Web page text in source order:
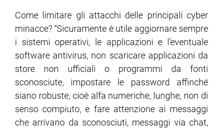
Come limitare gli attacchi delle principali cyber
minacce? “Sicuramente è utile aggiornare sempre
i sistemi operativi, le applicazioni e l'eventuale
software antivirus, non scaricare applicazioni da
store non ufficiali o programmi da fonti
sconosciute, impostare le password affinché
siano robuste, cioè alfa numeriche, lunghe, non di
senso compiuto, e fare attenzione ai messaggi
che arrivano da sconosciuti, messaggi via chat,